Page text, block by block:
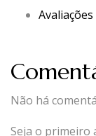
Avaliações
Não há
Seja o primeiro